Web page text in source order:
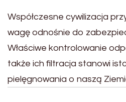
Współczesne cywilizacja
wagę odnośnie do
Właściwe kontrolowanie
także ich filtracja stanowi
pielęgnowania o naszą